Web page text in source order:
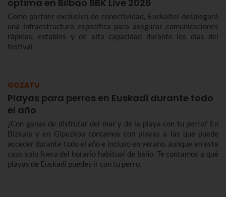
óptima en Bilbao BBK Live 2026
Como partner exclusivo de conectividad, Euskaltel desplegará
una infraestructura específica para asegurar comunicaciones
rápidas, estables y de alta capacidad durante los días del
festival
GOZATU
Playas para perros en Euskadi durante todo
el año
¿Con ganas de disfrutar del mar y de la playa con tu perro? En
Bizkaia y en Gipuzkoa contamos con playas a las que puede
acceder durante todo el año e incluso en verano, aunque en este
caso solo fuera del horario habitual de baño. Te contamos a qué
playas de Euskadi puedes ir con tu perro.